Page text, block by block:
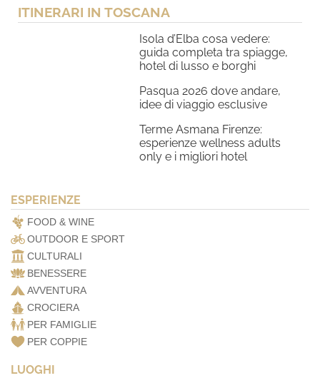
ITINERARI IN TOSCANA
Isola d’Elba cosa vedere:
guida completa tra spiagge,
hotel di lusso e borghi
Pasqua 2026 dove andare,
idee di viaggio esclusive
Terme Asmana Firenze:
esperienze wellness adults
only e i migliori hotel
ESPERIENZE
FOOD & WINE
OUTDOOR E SPORT
CULTURALI
BENESSERE
AVVENTURA
CROCIERA
PER FAMIGLIE
PER COPPIE
LUOGHI